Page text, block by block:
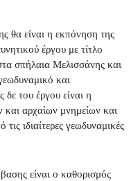
θα είναι η εκπόνηση της
έργου με τίτλο
σπήλαια Μελισσάνης και
και
του έργου είναι η
αρχαίων μνημείων και
ιδιαίτερες γεωδυναμικές
είναι ο καθορισμός